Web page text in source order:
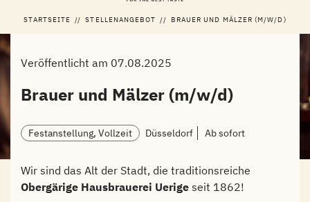
STARTSEITE // STELLENANGEBOT // BRAUER UND MÄLZER (M/W/D)
Veröffentlicht am 07.08.2025
Brauer und Mälzer (m/w/d)
Festanstellung, Vollzeit Düsseldorf Ab sofort
Wir sind das Alt der Stadt, die traditionsreiche
Obergärige Hausbrauerei Uerige seit 1862!